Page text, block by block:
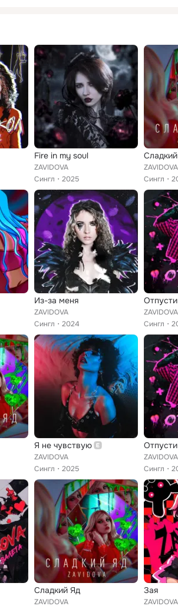
Fire in my soul
ZAVIDOVA
Сингл
2025
ZAVIDOVA
Сингл
Из-за меня
ZAVIDOVA
Сингл
2024
Отпусти
ZAVIDOVA
Сингл
Я не чувствую
ZAVIDOVA
Сингл
2025
Отпусти
ZAVIDOVA
Сингл
Сладкий Яд
ZAVIDOVA
Зая
ZAVIDOVA